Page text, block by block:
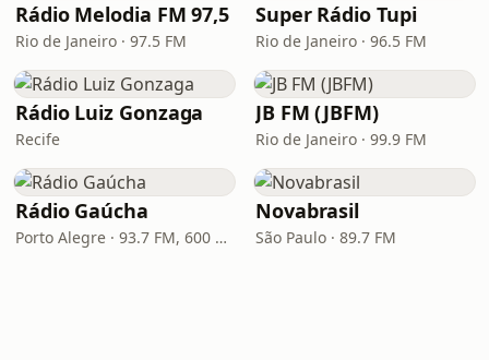
Rádio Melodia FM 97,5
Rio de Janeiro · 97.5 FM
Super Rádio Tupi
Rio de Janeiro · 96.5 FM
Rádio Luiz Gonzaga
Recife
JB FM (JBFM)
Rio de Janeiro · 99.9 FM
Rádio Gaúcha
Porto Alegre · 93.7 FM, 600 AM
Novabrasil
São Paulo · 89.7 FM